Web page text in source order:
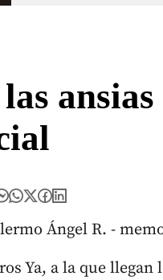
Ángel R. -
Ya, a la que